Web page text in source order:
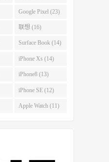
Google Pixel (23)
联想 (16)
Surface Book (14)
iPhone Xs (14)
iPhone8 (13)
iPhone SE (12)
Apple Watch (11)